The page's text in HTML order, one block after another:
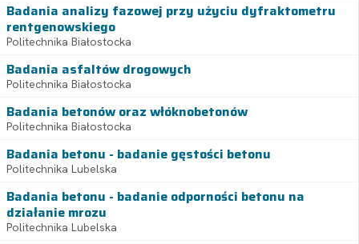
Badania analizy fazowej przy użyciu dyfraktometru
rentgenowskiego
Politechnika Białostocka
Badania asfaltów drogowych
Politechnika Białostocka
Badania betonów oraz włóknobetonów
Politechnika Białostocka
Badania betonu - badanie gęstości betonu
Politechnika Lubelska
Badania betonu - badanie odporności betonu na
działanie mrozu
Politechnika Lubelska